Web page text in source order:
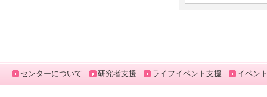
センターについて 研究者支援 ライフイベント支援 イベン